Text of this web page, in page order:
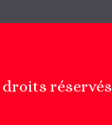
droits réservés